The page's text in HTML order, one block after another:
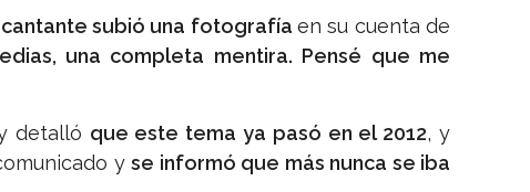
subió una fotografíaen su cuenta de
una completa mentira. Pensé que me
detalló que este tema ya pasó en el 2012, y
yse informó que más nunca se iba